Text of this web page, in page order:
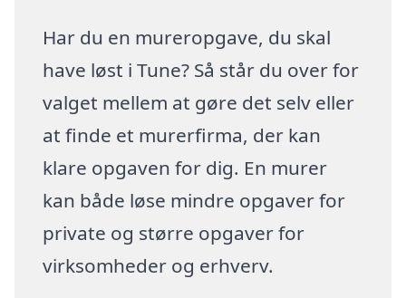
Har du en mureropgave, du skal
have løst i Tune? Så står du over for
valget mellem at gøre det selv eller
at finde et murerfirma, der kan
klare opgaven for dig. En murer
kan både løse mindre opgaver for
private og større opgaver for
virksomheder og erhverv.